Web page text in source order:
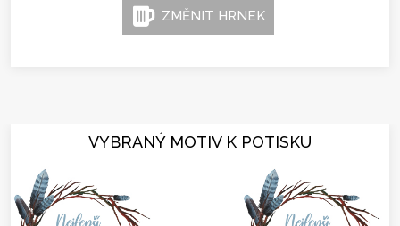
ZMĚNIT HRNEK
VYBRANÝ MOTIV K POTISKU